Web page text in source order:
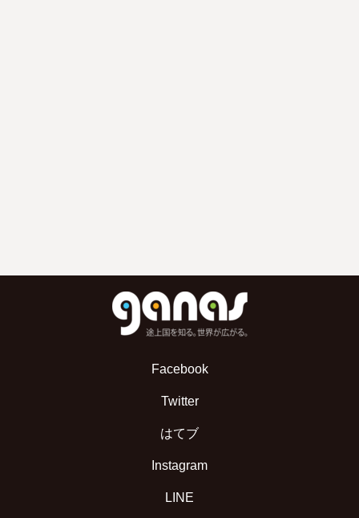
Facebook
Twitter
はてブ
Instagram
LINE